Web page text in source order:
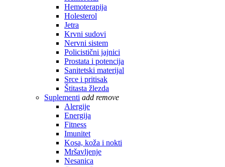
Hemoterapija
Holesterol
Jetra
Krvni sudovi
Nervni sistem
Policistični jajnici
Prostata i potencija
Sanitetski materijal
Srce i pritisak
Štitasta žlezda
Suplementi add remove
Alergije
Energija
Fitness
Imunitet
Kosa, koža i nokti
Mršavljenje
Nesanica